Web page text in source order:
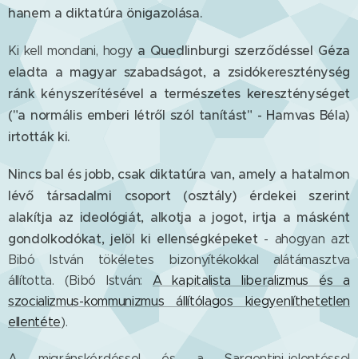
hanem a diktatúra önigazolása.
Ki kell mondani, hogy a Quedlinburgi szerződéssel Géza
eladta a magyar szabadságot, a zsidókereszténység
ránk kényszerítésével a természetes kereszténységet
("a normális emberi létről szól tanítást" - Hamvas Béla)
irtották ki.
Nincs bal és jobb, csak diktatúra van, amely a hatalmon
lévő társadalmi csoport (osztály) érdekei szerint
alakítja az ideológiát, alkotja a jogot, irtja a másként
gondolkodókat, jelöl ki ellenségképeket - ahogyan azt
Bibó István tökéletes bizonyítékokkal alátámasztva
állította. (Bibó István: A kapitalista liberalizmus és a
szocializmus-kommunizmus állítólagos kiegyenlíthetetlen
ellentéte).